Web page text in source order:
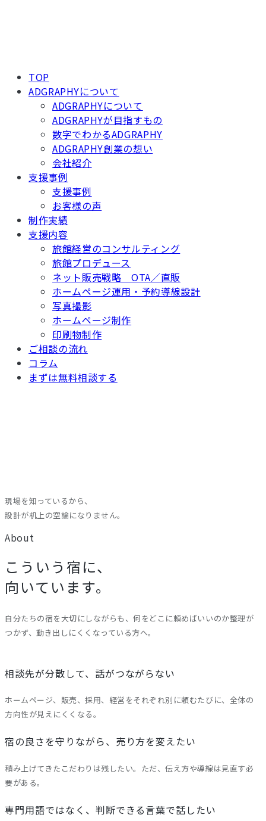
TOP
ADGRAPHYについて
ADGRAPHYについて
ADGRAPHYが目指すもの
数字でわかるADGRAPHY
ADGRAPHY創業の想い
会社紹介
支援事例
支援事例
お客様の声
制作実績
支援内容
旅館経営のコンサルティング
旅館プロデュース
ネット販売戦略 OTA／直販
ホームページ運用・予約導線設計
写真撮影
ホームページ制作
印刷物制作
ご相談の流れ
コラム
まずは無料相談する
現場を知っているから、
設計が机上の空論になりません。
About
こういう宿に、
向いています。
自分たちの宿を大切にしながらも、何をどこに頼めばいいのか整理が
つかず、動き出しにくくなっている方へ。
相談先が分散して、話がつながらない
ホームページ、販売、採用、経営をそれぞれ別に頼むたびに、全体の
方向性が見えにくくなる。
宿の良さを守りながら、売り方を変えたい
積み上げてきたこだわりは残したい。ただ、伝え方や導線は見直す必
要がある。
専門用語ではなく、判断できる言葉で話したい